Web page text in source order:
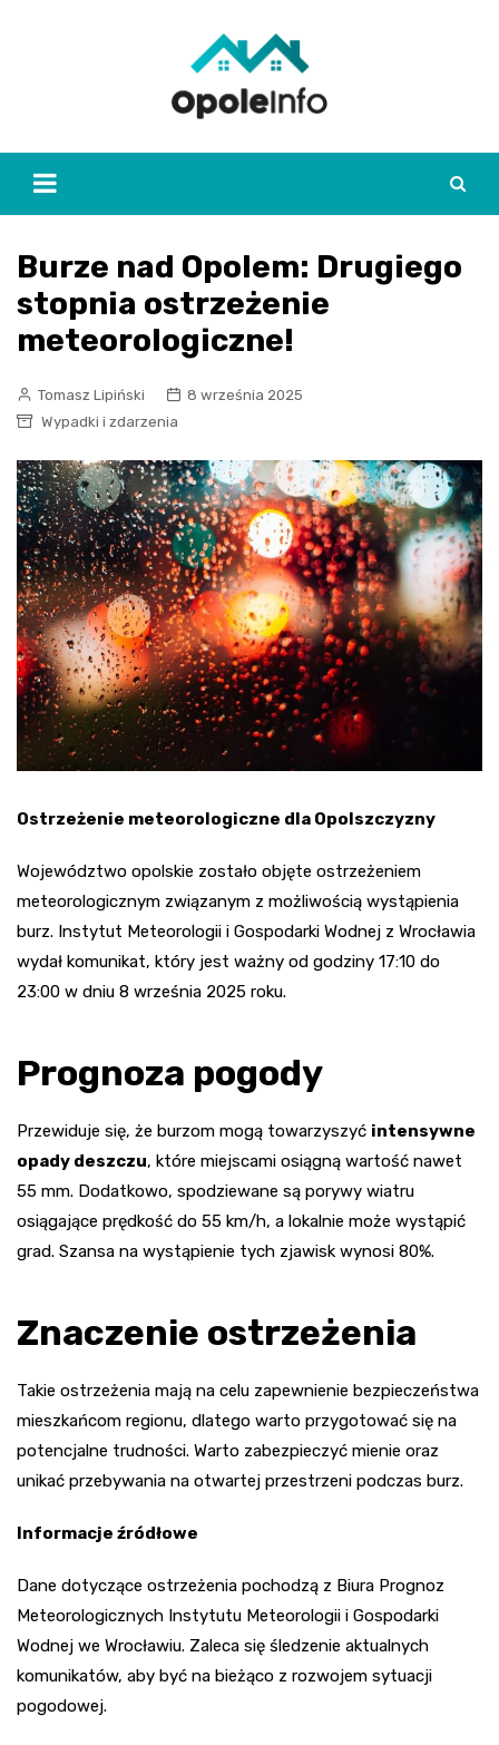
Burze nad Opolem: Drugiego
stopnia ostrzeżenie
meteorologiczne!
Tomasz Lipiński
8 września 2025
Wypadki i zdarzenia
Ostrzeżenie meteorologiczne dla Opolszczyzny
Województwo opolskie zostało objęte ostrzeżeniem
meteorologicznym związanym z możliwością wystąpienia
burz. Instytut Meteorologii i Gospodarki Wodnej z Wrocławia
wydał komunikat, który jest ważny od godziny 17:10 do
23:00 w dniu 8 września 2025 roku.
Prognoza pogody
Przewiduje się, że burzom mogą towarzyszyć intensywne
opady deszczu, które miejscami osiągną wartość nawet
55 mm. Dodatkowo, spodziewane są porywy wiatru
osiągające prędkość do 55 km/h, a lokalnie może wystąpić
grad. Szansa na wystąpienie tych zjawisk wynosi 80%.
Znaczenie ostrzeżenia
Takie ostrzeżenia mają na celu zapewnienie bezpieczeństwa
mieszkańcom regionu, dlatego warto przygotować się na
potencjalne trudności. Warto zabezpieczyć mienie oraz
unikać przebywania na otwartej przestrzeni podczas burz.
Informacje źródłowe
Dane dotyczące ostrzeżenia pochodzą z Biura Prognoz
Meteorologicznych Instytutu Meteorologii i Gospodarki
Wodnej we Wrocławiu. Zaleca się śledzenie aktualnych
komunikatów, aby być na bieżąco z rozwojem sytuacji
pogodowej.